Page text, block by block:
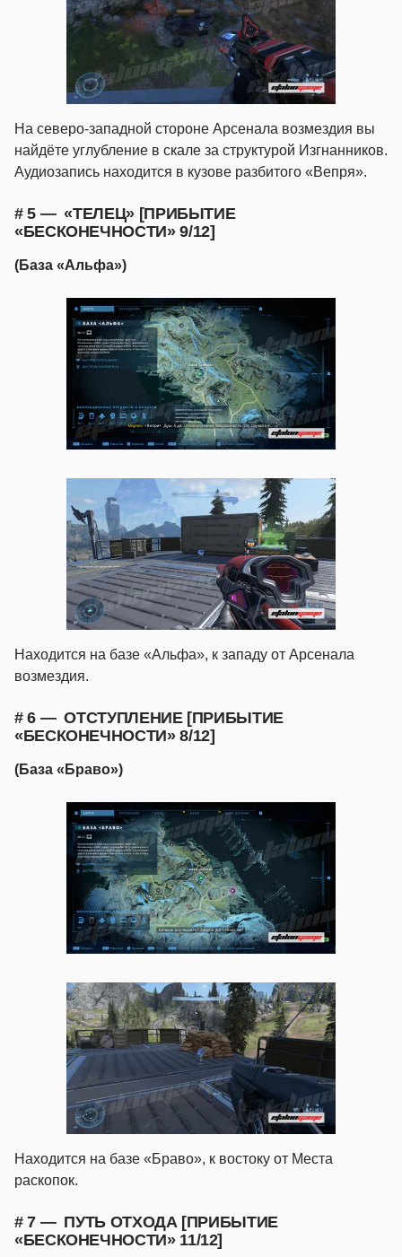
На северо-западной стороне Арсенала возмездия вы
найдёте углубление в скале за структурой Изгнанников.
Аудиозапись находится в кузове разбитого «Вепря».
# 5 — «ТЕЛЕЦ» [ПРИБЫТИЕ
«БЕСКОНЕЧНОСТИ» 9/12]
(База «Альфа»)
Находится на базе «Альфа», к западу от Арсенала
возмездия.
# 6 — ОТСТУПЛЕНИЕ [ПРИБЫТИЕ
«БЕСКОНЕЧНОСТИ» 8/12]
(База «Браво»)
Находится на базе «Браво», к востоку от Места
раскопок.
# 7 — ПУТЬ ОТХОДА [ПРИБЫТИЕ
«БЕСКОНЕЧНОСТИ» 11/12]